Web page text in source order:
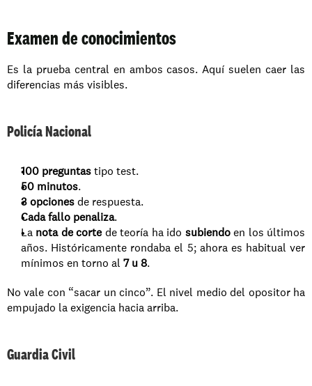
Examen de conocimientos
Es la prueba central en ambos casos. Aquí suelen caer las
diferencias más visibles.
Policía Nacional
100 preguntas tipo test.
50 minutos.
3 opciones de respuesta.
Cada fallo penaliza.
La nota de corte de teoría ha ido subiendo en los últimos
años. Históricamente rondaba el 5; ahora es habitual ver
mínimos en torno al 7 u 8.
No vale con “sacar un cinco”. El nivel medio del opositor ha
empujado la exigencia hacia arriba.
Guardia Civil